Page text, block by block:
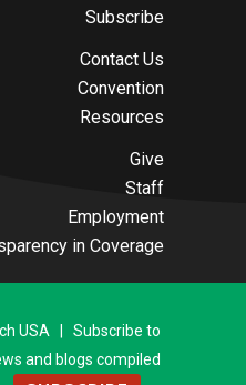
Subscribe
Contact Us
Convention
Resources
Give
Staff
Employment
in Coverage
USA | Subscribe to
and blogs compiled